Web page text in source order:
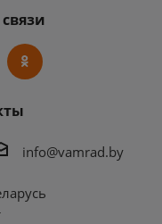
info@vamrad.by